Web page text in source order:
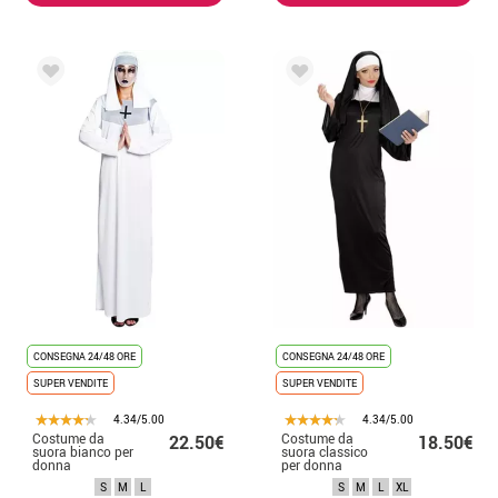
CONSEGNA 24/48 ORE
SUPER VENDITE
4.34/5.00
Costume da
suora bianco per
donna
22.50€
S M L
CONSEGNA 24/48 ORE
SUPER VENDITE
4.34/5.00
Costume da
suora classico
per donna
18.50€
S M L XL